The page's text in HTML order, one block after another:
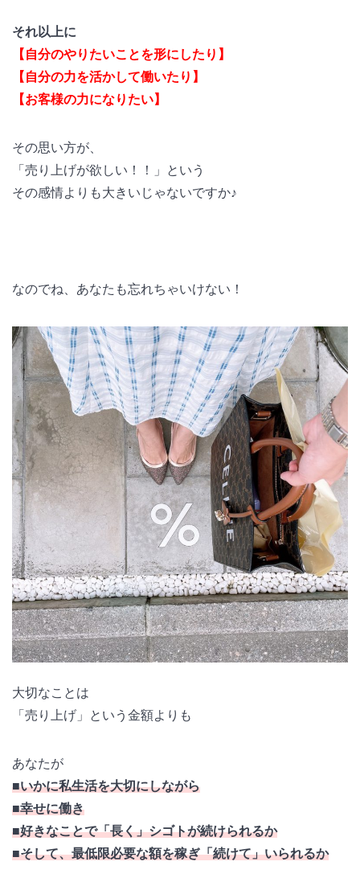
それ以上に
【自分のやりたいことを形にしたり】
【自分の力を活かして働いたり】
【お客様の力になりたい】
その思い方が、
「売り上げが欲しい！！」という
その感情よりも大きいじゃないですか♪
なのでね、あなたも忘れちゃいけない！
大切なことは
「売り上げ」という金額よりも
あなたが
■いかに私生活を大切にしながら
■幸せに働き
■好きなことで「長く」シゴトが続けられるか
■そして、最低限必要な額を稼ぎ「続けて」いられるか